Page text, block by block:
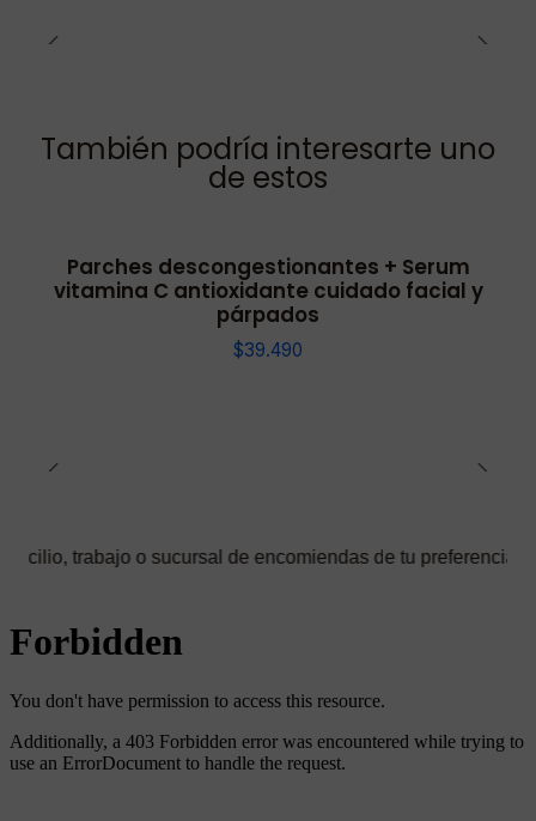
También podría interesarte uno
de estos
Parches descongestionantes + Serum
vitamina C antioxidante cuidado facial y
párpados
$39.490
sucursal de encomiendas de tu preferencia ✅ Podrás